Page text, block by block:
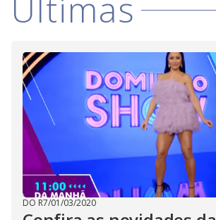
e
o
Últimas
DO R7/01/03/2020